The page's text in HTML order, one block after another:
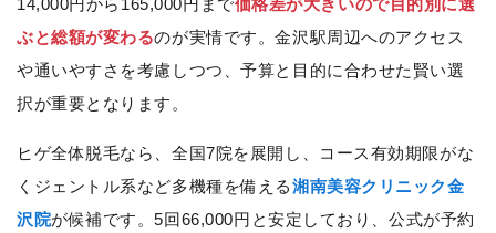
ぶと総額が変わるのが実情です。金沢駅周辺へのアクセス
や通いやすさを考慮しつつ、予算と目的に合わせた賢い選
択が重要となります。
ヒゲ全体脱毛なら、全国7院を展開し、コース有効期限がな
くジェントル系など多機種を備える湘南美容クリニック金
沢院が候補です。5回66,000円と安定しており、公式が予約